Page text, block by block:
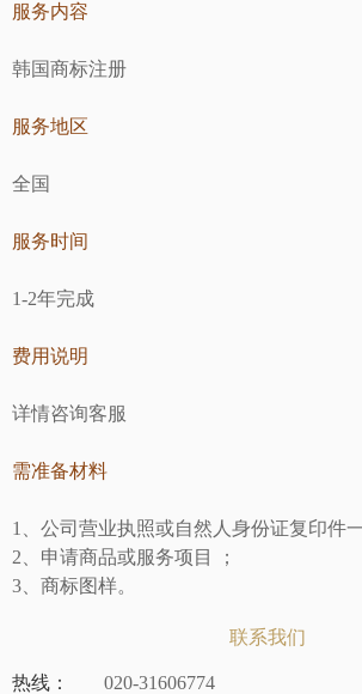
服务内容
韩国商标注册
服务地区
全国
服务时间
1-2年完成
费用说明
详情咨询客服
需准备材料
1、公司营业执照或自然人身份证复印件
2、申请商品或服务项目 ；
3、商标图样。
联系我们
热线： 020-31606774